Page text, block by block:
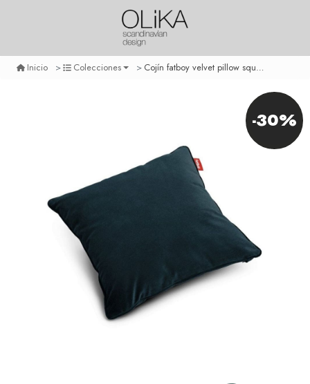
Inicio Colecciones Cojín fatboy velvet pillow square - petrol
-30%